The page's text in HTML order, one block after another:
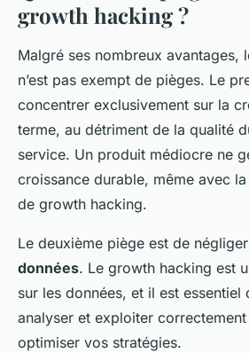
growth hacking ?
Malgré ses nombreux avantages,
n’est pas exempt de pièges. Le
concentrer exclusivement sur la
terme, au détriment de la qualité
service. Un produit médiocre ne
croissance durable, même avec
de growth hacking.
Le deuxième piège est de
données. Le growth hacking est
sur les données, et il est essentiel
analyser et exploiter
optimiser vos stratégies.